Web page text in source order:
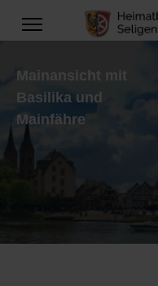
Mainansicht mit
Basilika und
Mainfähre